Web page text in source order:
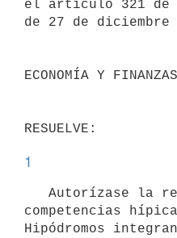
el artículo 321 de
de 27 de diciembre
ECONOMÍA Y FINANZAS
1
competencias
Hipódromos